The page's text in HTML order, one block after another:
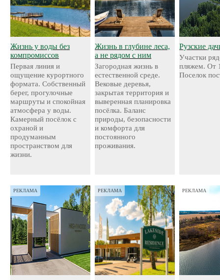
Жизнь у воды без
компромиссов
Первая линия и
ощущение курортного
формата. Собственный
берег, прогулочные
маршруты и спокойная
атмосфера у воды.
Камерный посёлок с
охраной и
продуманным
пространством для
жизни.
Жизнь в глубине леса,
а не рядом с ним
Загородная жизнь в
естественной среде.
Вековые деревья,
закрытая территория и
выверенная планировка
посёлка. Баланс
природы, безопасности
и комфорта для
постоянного
проживания.
Рузские
Участки
пляжем. От
Поселок
РЕКЛАМА РЕКЛАМА РЕКЛАМА